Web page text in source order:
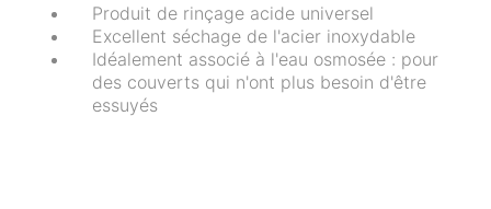
Produit de rinçage acide universel
Excellent séchage de l'acier inoxydable
Idéalement associé à l'eau osmosée : pour
des couverts qui n'ont plus besoin d'être
essuyés